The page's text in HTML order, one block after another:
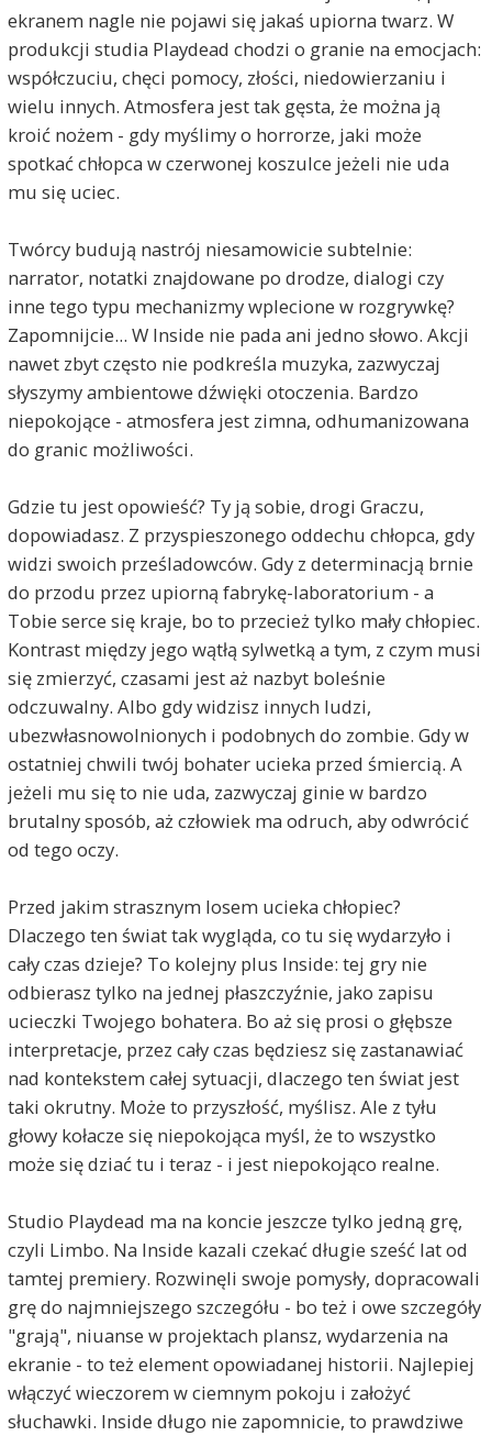
ekranem nagle nie pojawi się jakaś upiorna twarz. W
produkcji studia Playdead chodzi o granie na emocjach:
współczuciu, chęci pomocy, złości, niedowierzaniu i
wielu innych. Atmosfera jest tak gęsta, że można ją
kroić nożem - gdy myślimy o horrorze, jaki może
spotkać chłopca w czerwonej koszulce jeżeli nie uda
mu się uciec.
Twórcy budują nastrój niesamowicie subtelnie:
narrator, notatki znajdowane po drodze, dialogi czy
inne tego typu mechanizmy wplecione w rozgrywkę?
Zapomnijcie... W Inside nie pada ani jedno słowo. Akcji
nawet zbyt często nie podkreśla muzyka, zazwyczaj
słyszymy ambientowe dźwięki otoczenia. Bardzo
niepokojące - atmosfera jest zimna, odhumanizowana
do granic możliwości.
Gdzie tu jest opowieść? Ty ją sobie, drogi Graczu,
dopowiadasz. Z przyspieszonego oddechu chłopca, gdy
widzi swoich prześladowców. Gdy z determinacją brnie
do przodu przez upiorną fabrykę-laboratorium - a
Tobie serce się kraje, bo to przecież tylko mały chłopiec.
Kontrast między jego wątłą sylwetką a tym, z czym musi
się zmierzyć, czasami jest aż nazbyt boleśnie
odczuwalny. Albo gdy widzisz innych ludzi,
ubezwłasnowolnionych i podobnych do zombie. Gdy w
ostatniej chwili twój bohater ucieka przed śmiercią. A
jeżeli mu się to nie uda, zazwyczaj ginie w bardzo
brutalny sposób, aż człowiek ma odruch, aby odwrócić
od tego oczy.
Przed jakim strasznym losem ucieka chłopiec?
Dlaczego ten świat tak wygląda, co tu się wydarzyło i
cały czas dzieje? To kolejny plus Inside: tej gry nie
odbierasz tylko na jednej płaszczyźnie, jako zapisu
ucieczki Twojego bohatera. Bo aż się prosi o głębsze
interpretacje, przez cały czas będziesz się zastanawiać
nad kontekstem całej sytuacji, dlaczego ten świat jest
taki okrutny. Może to przyszłość, myślisz. Ale z tyłu
głowy kołacze się niepokojąca myśl, że to wszystko
może się dziać tu i teraz - i jest niepokojąco realne.
Studio Playdead ma na koncie jeszcze tylko jedną grę,
czyli Limbo. Na Inside kazali czekać długie sześć lat od
tamtej premiery. Rozwinęli swoje pomysły, dopracowali
grę do najmniejszego szczegółu - bo też i owe szczegóły
"grają", niuanse w projektach plansz, wydarzenia na
ekranie - to też element opowiadanej historii. Najlepiej
włączyć wieczorem w ciemnym pokoju i założyć
słuchawki. Inside długo nie zapomnicie, to prawdziwe